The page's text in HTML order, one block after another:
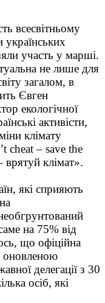
всесвітньому
українських
участь у марші.
не лише для
загалом, в
Євген
екологічної
активісти,
клімату
cheat – save the
клімат».
які сприяють
на 75% від
що офіційна
оновленою
делегації з 30
осіб, які